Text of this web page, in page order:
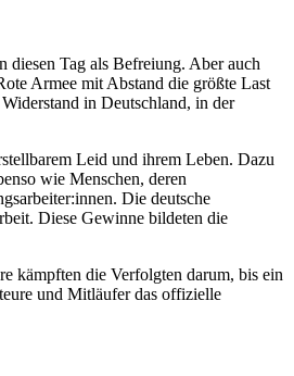
diesen Tag als Befreiung. Aber auch
Armee mit Abstand die größte Last
in Deutschland, in der
Leid und ihrem Leben. Dazu
wie Menschen, deren
Die deutsche
Diese Gewinne bildeten die
kämpften die Verfolgten darum, bis ein
und Mitläufer das offizielle